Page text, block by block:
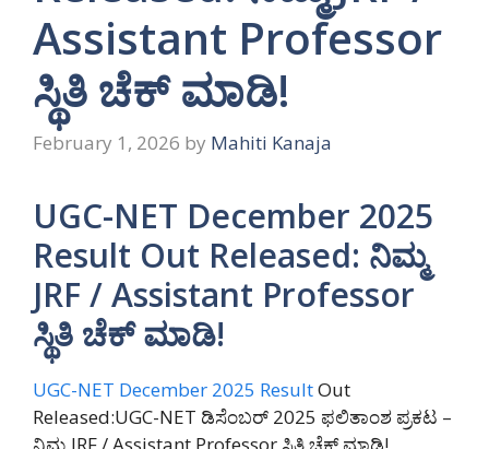
Assistant Professor
ಸ್ಥಿತಿ ಚೆಕ್ ಮಾಡಿ!
February 1, 2026 by Mahiti Kanaja
UGC-NET December 2025
Result Out Released: ನಿಮ್ಮ
JRF / Assistant Professor
ಸ್ಥಿತಿ ಚೆಕ್ ಮಾಡಿ!
UGC-NET December 2025 ResultOut
Released:UGC-NET ಡಿಸೆಂಬರ್ 2025 ಫಲಿತಾಂಶ ಪ್ರಕಟ –
ನಿಮ್ಮ JRF / Assistant Professor ಸ್ಥಿತಿ ಚೆಕ್ ಮಾಡಿ!